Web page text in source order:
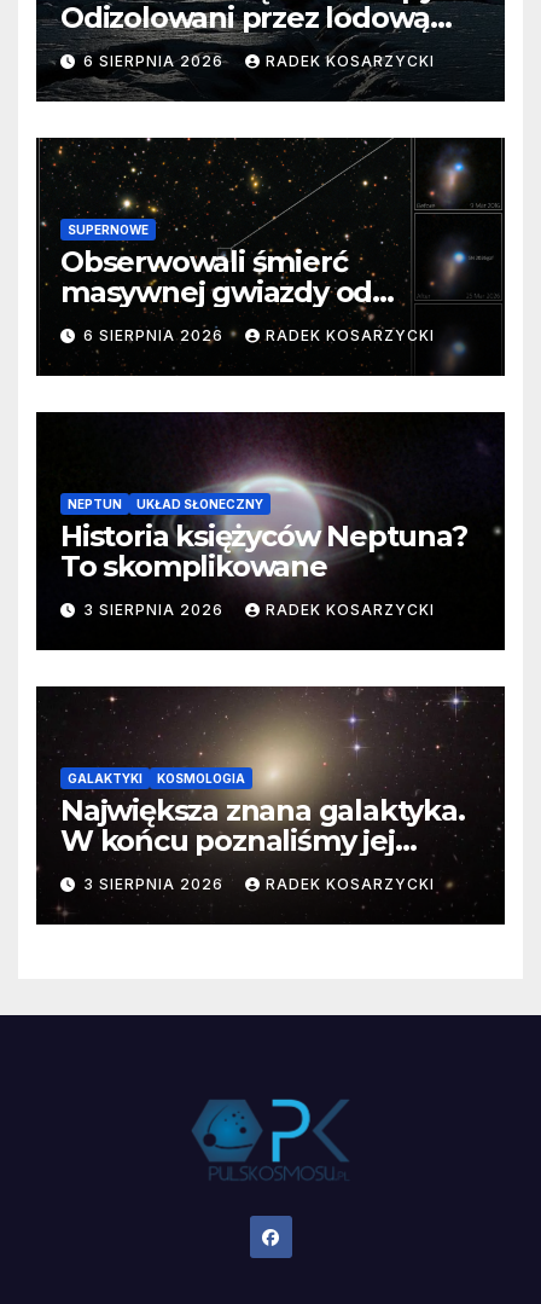
Odizolowani przez lodową
barierę
6 SIERPNIA 2026 RADEK KOSARZYCKI
SUPERNOWE
Obserwowali śmierć
masywnej gwiazdy od
samego początku. Niezwykle
cenne dane
6 SIERPNIA 2026 RADEK KOSARZYCKI
NEPTUN UKŁAD SŁONECZNY
Historia księżyców Neptuna?
To skomplikowane
3 SIERPNIA 2026 RADEK KOSARZYCKI
GALAKTYKI KOSMOLOGIA
Największa znana galaktyka.
W końcu poznaliśmy jej
faktyczne wymiary
3 SIERPNIA 2026 RADEK KOSARZYCKI